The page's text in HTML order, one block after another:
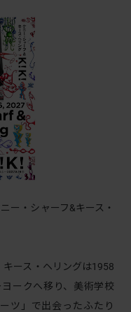
ー・シャーフ&キース・
ース・ヘリングは1958
ークへ移り、美術学校
ツ」で出会ったふたり